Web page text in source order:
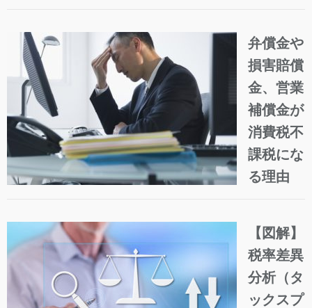
弁償金や
損害賠償
金、営業
補償金が
消費税不
課税にな
る理由
【図解】
税率差異
分析（タ
ックスプ